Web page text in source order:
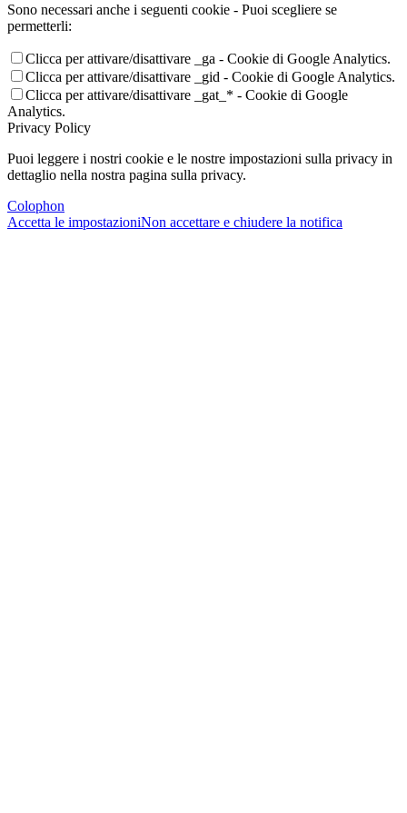
Sono necessari anche i seguenti cookie - Puoi scegliere se
permetterli:
Clicca per attivare/disattivare _ga - Cookie di Google Analytics.
Clicca per attivare/disattivare _gid - Cookie di Google Analytics.
Clicca per attivare/disattivare _gat_* - Cookie di Google
Analytics.
Privacy Policy
Puoi leggere i nostri cookie e le nostre impostazioni sulla privacy in
dettaglio nella nostra pagina sulla privacy.
Colophon
Accetta le impostazioniNon accettare e chiudere la notifica